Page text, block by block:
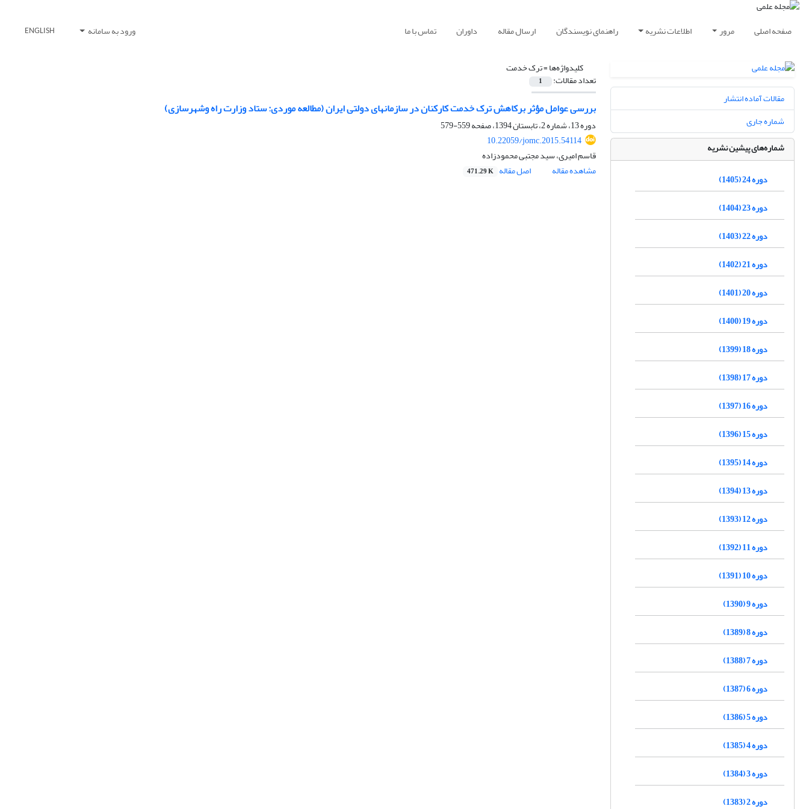
صفحه اصلی مرور اطلاعات نشریه راهنمای نویسندگان ارسال مقاله داوران تماس با ما ورود به سامانه ENGLISH
کلیدواژه‌ها =ترک خدمت
تعداد مقالات: 1
بررسی عوامل مؤثر برکاهش ترک خدمت کارکنان در سازمانهای دولتی ایران (مطالعه موردی: ستاد وزارت راه وشهرسازی)
دوره 13، شماره 2، تابستان 1394، صفحه
559-579
10.22059/jomc.2015.54114
قاسم امیری، سید مجتبی محمودزاده
مشاهده مقاله
اصل مقاله 471.29 K
مقالات آماده انتشار
شماره جاری
شماره‌های پیشین نشریه
دوره 24 (1405)
دوره 23 (1404)
دوره 22 (1403)
دوره 21 (1402)
دوره 20 (1401)
دوره 19 (1400)
دوره 18 (1399)
دوره 17 (1398)
دوره 16 (1397)
دوره 15 (1396)
دوره 14 (1395)
دوره 13 (1394)
دوره 12 (1393)
دوره 11 (1392)
دوره 10 (1391)
دوره 9 (1390)
دوره 8 (1389)
دوره 7 (1388)
دوره 6 (1387)
دوره 5 (1386)
دوره 4 (1385)
دوره 3 (1384)
دوره 2 (1383)